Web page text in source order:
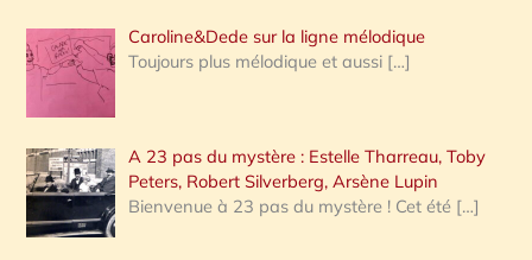
Caroline&Dede sur la ligne mélodique
Toujours plus mélodique et aussi […]
A 23 pas du mystère : Estelle Tharreau, Toby
Peters, Robert Silverberg, Arsène Lupin
Bienvenue à 23 pas du mystère ! Cet été […]